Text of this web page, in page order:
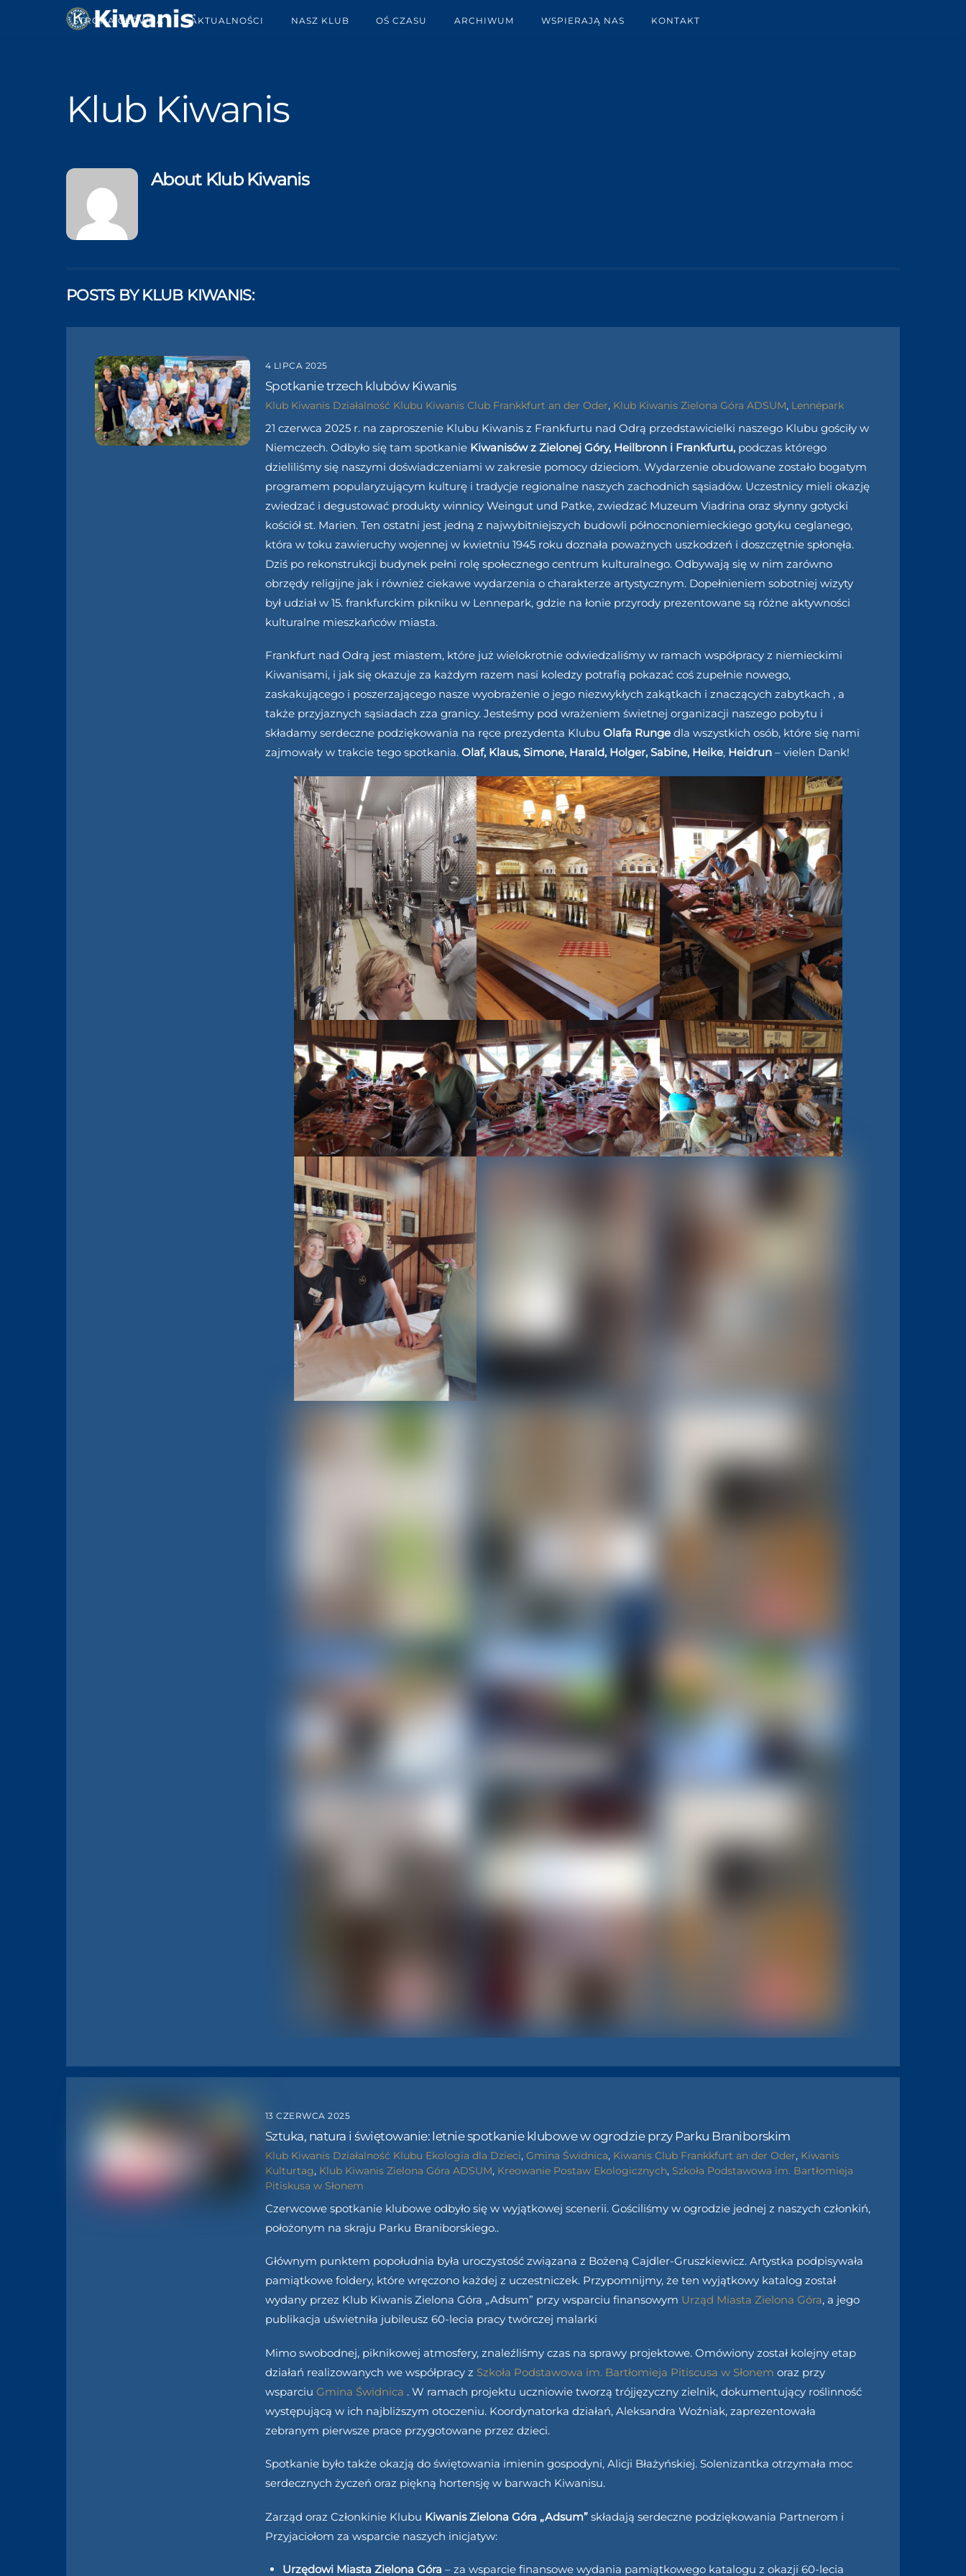
STRONA GŁÓWNA AKTUALNOŚCI NASZ KLUB OŚ CZASU ARCHIWUM WSPIERAJĄ NAS KONTAKT
Klub Kiwanis
About Klub Kiwanis
POSTS BY KLUB KIWANIS:
4 LIPCA 2025
Spotkanie trzech klubów Kiwanis
Klub Kiwanis Działalność Klubu Kiwanis Club Frankkfurt an der Oder, Klub Kiwanis Zielona Góra ADSUM, Lennépark
21 czerwca 2025 r. na zaproszenie Klubu Kiwanis z Frankfurtu nad Odrą przedstawicielki naszego Klubu gościły w
Niemczech. Odbyło się tam spotkanie Kiwanisów z Zielonej Góry, Heilbronn i Frankfurtu, podczas którego
dzieliliśmy się naszymi doświadczeniami w zakresie pomocy dzieciom. Wydarzenie obudowane zostało bogatym
programem popularyzującym kulturę i tradycje regionalne naszych zachodnich sąsiadów. Uczestnicy mieli okazję
zwiedzać i degustować produkty winnicy Weingut und Patke, zwiedzać Muzeum Viadrina oraz słynny gotycki
kościół st. Marien. Ten ostatni jest jedną z najwybitniejszych budowli północnoniemieckiego gotyku ceglanego,
która w toku zawieruchy wojennej w kwietniu 1945 roku doznała poważnych uszkodzeń i doszczętnie spłonęła.
Dziś po rekonstrukcji budynek pełni rolę społecznego centrum kulturalnego. Odbywają się w nim zarówno
obrzędy religijne jak i również ciekawe wydarzenia o charakterze artystycznym. Dopełnieniem sobotniej wizyty
był udział w 15. frankfurckim pikniku w Lennepark, gdzie na łonie przyrody prezentowane są różne aktywności
kulturalne mieszkańców miasta.
Frankfurt nad Odrą jest miastem, które już wielokrotnie odwiedzaliśmy w ramach współpracy z niemieckimi
Kiwanisami, i jak się okazuje za każdym razem nasi koledzy potrafią pokazać coś zupełnie nowego,
zaskakującego i poszerzającego nasze wyobrażenie o jego niezwykłych zakątkach i znaczących zabytkach , a
także przyjaznych sąsiadach zza granicy. Jesteśmy pod wrażeniem świetnej organizacji naszego pobytu i
składamy serdeczne podziękowania na ręce prezydenta Klubu Olafa Runge dla wszystkich osób, które się nami
zajmowały w trakcie tego spotkania. Olaf, Klaus, Simone, Harald, Holger, Sabine, Heike, Heidrun – vielen Dank!
13 CZERWCA 2025
Sztuka, natura i świętowanie: letnie spotkanie klubowe w ogrodzie przy Parku Braniborskim
Klub Kiwanis Działalność Klubu Ekologia dla Dzieci, Gmina Świdnica, Kiwanis Club Frankkfurt an der Oder, Kiwanis
Kulturtag, Klub Kiwanis Zielona Góra ADSUM, Kreowanie Postaw Ekologicznych, Szkoła Podstawowa im. Bartłomieja
Pitiskusa w Słonem
Czerwcowe spotkanie klubowe odbyło się w wyjątkowej scenerii. Gościliśmy w ogrodzie jednej z naszych członkiń,
położonym na skraju Parku Braniborskiego..
Głównym punktem popołudnia była uroczystość związana z Bożeną Cajdler-Gruszkiewicz. Artystka podpisywała
pamiątkowe foldery, które wręczono każdej z uczestniczek. Przypomnijmy, że ten wyjątkowy katalog został
wydany przez Klub Kiwanis Zielona Góra „Adsum” przy wsparciu finansowym Urząd Miasta Zielona Góra, a jego
publikacja uświetniła jubileusz 60-lecia pracy twórczej malarki
Mimo swobodnej, piknikowej atmosfery, znaleźliśmy czas na sprawy projektowe. Omówiony został kolejny etap
działań realizowanych we współpracy z Szkoła Podstawowa im. Bartłomieja Pitiscusa w Słonem oraz przy
wsparciu Gmina Świdnica . W ramach projektu uczniowie tworzą trójjęzyczny zielnik, dokumentujący roślinność
występującą w ich najbliższym otoczeniu. Koordynatorka działań, Aleksandra Woźniak, zaprezentowała
zebranym pierwsze prace przygotowane przez dzieci.
Spotkanie było także okazją do świętowania imienin gospodyni, Alicji Błażyńskiej. Solenizantka otrzymała moc
serdecznych życzeń oraz piękną hortensję w barwach Kiwanisu.
Zarząd oraz Członkinie Klubu Kiwanis Zielona Góra „Adsum” składają serdeczne podziękowania Partnerom i
Przyjaciołom za wsparcie naszych inicjatyw:
Urzędowi Miasta Zielona Góra – za wsparcie finansowe wydania pamiątkowego katalogu z okazji 60-lecia